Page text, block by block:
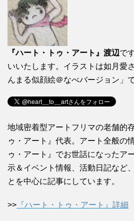
『ハート・トゥ・アート』渡辺で
いいたします。イラストは如月愛
んまる似顔絵＠なべバージョン」で
地域密着型アートフリマの老舗的
ゥ・アート』代表。アート全般の
ゥ・アート』でお世話になったア
示＆イベント情報、活動日記など
とを中心に記事にしています。
>> 『ハート・トゥ・アート』詳細